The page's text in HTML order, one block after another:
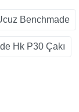
Benchmade
Hk P30 Çakı